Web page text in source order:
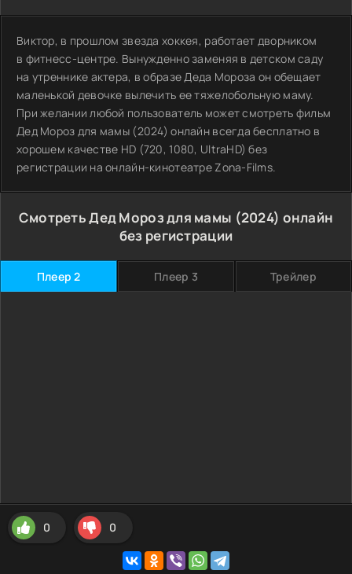
Виктор, в прошлом звезда хоккея, работает дворником
в фитнесс-центре. Вынужденно заменяя в детском саду
на утреннике актера, в образе Деда Мороза он обещает
маленькой девочке вылечить ее тяжелобольную маму.
При желании любой пользователь может смотреть фильм
Дед Мороз для мамы (2024) онлайн всегда бесплатно в
хорошем качестве HD (720, 1080, UltraHD) без
регистрации на онлайн-кинотеатре Zona-Films.
Смотреть Дед Мороз для мамы (2024) онлайн
без регистрации
Плеер 2 Плеер 3 Трейлер
0 0